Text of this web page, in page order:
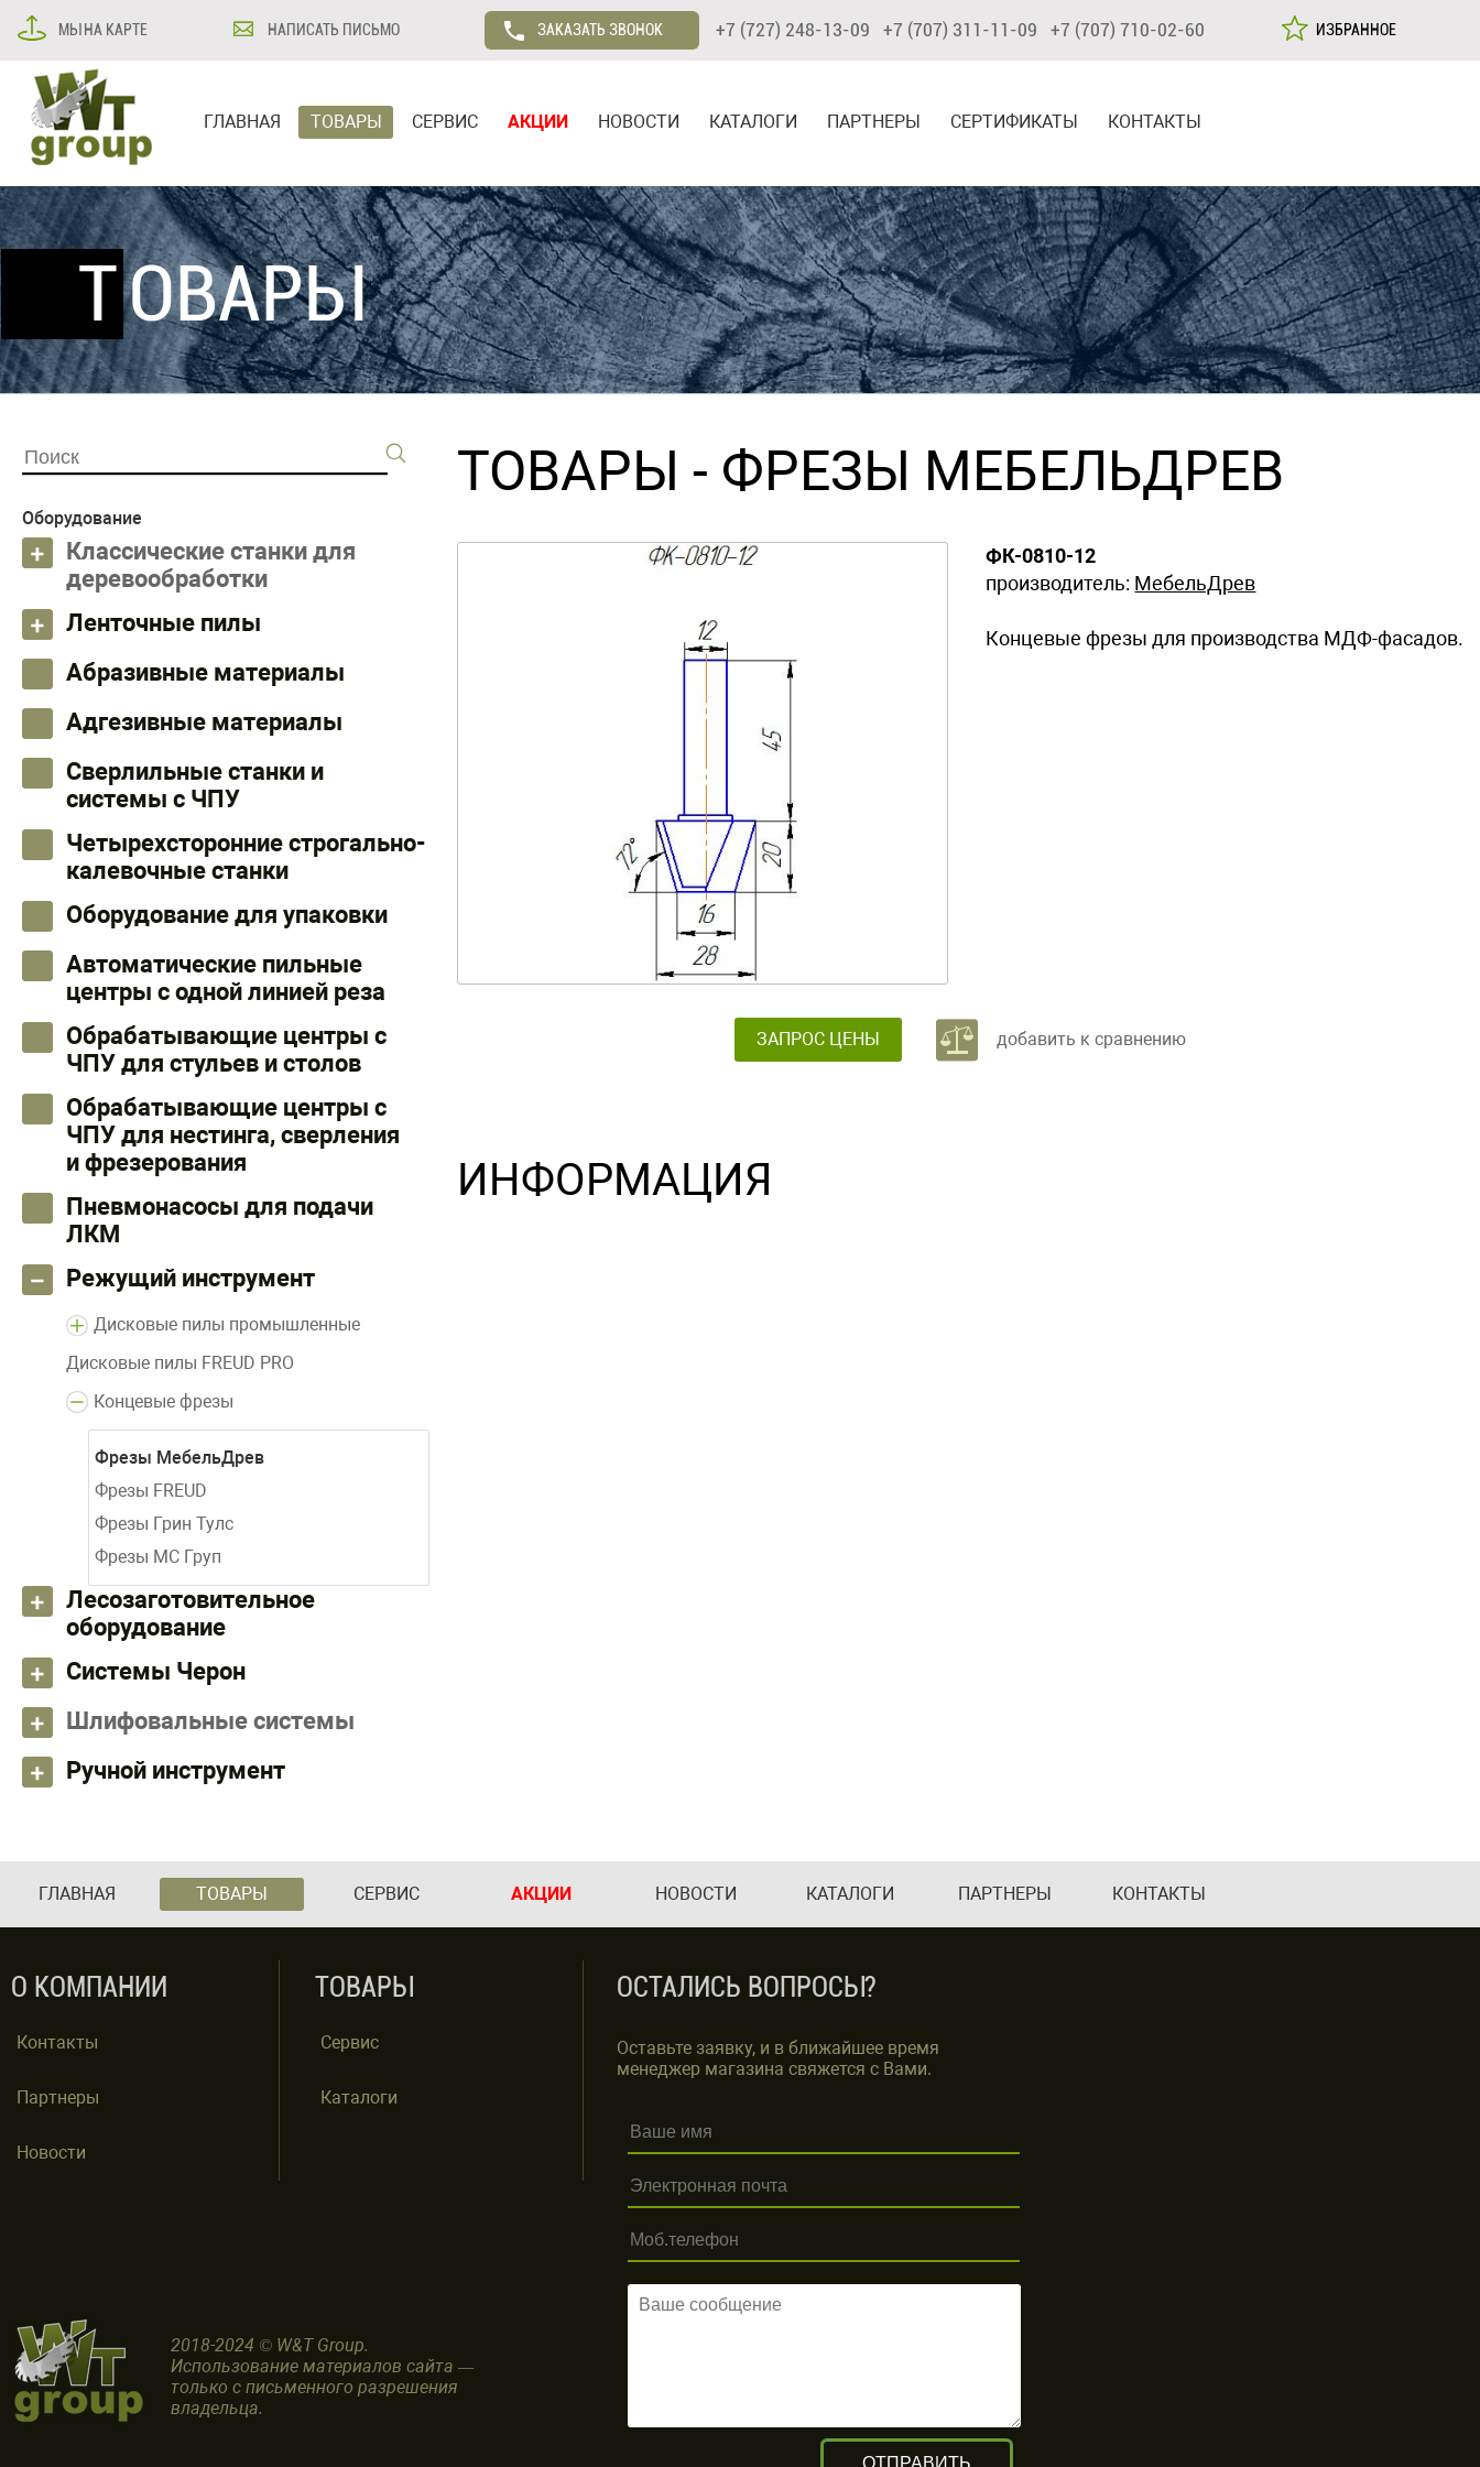
МЫ НА КАРТЕ НАПИСАТЬ ПИСЬМО ЗАКАЗАТЬ ЗВОНОК +7 (727) 248-13-09 +7 (707) 311-11-09 +7 (707) 710-02-60 ИЗБРАННОЕ
ГЛАВНАЯ ТОВАРЫ СЕРВИС АКЦИИ НОВОСТИ КАТАЛОГИ ПАРТНЕРЫ СЕРТИФИКАТЫ КОНТАКТЫ
ТОВАРЫ
Оборудование
Классические станки для
деревообработки
Ленточные пилы
Абразивные материалы
Адгезивные материалы
Сверлильные станки и
системы с ЧПУ
Четырехсторонние строгально-
калевочные станки
Оборудование для упаковки
Автоматические пильные
центры с одной линией реза
Обрабатывающие центры с
ЧПУ для стульев и столов
Обрабатывающие центры с
ЧПУ для нестинга, сверления
и фрезерования
Пневмонасосы для подачи
ЛКМ
Режущий инструмент
Дисковые пилы промышленные
Дисковые пилы FREUD PRO
Концевые фрезы
Фрезы МебельДрев
Фрезы FREUD
Фрезы Грин Тулс
Фрезы МС Груп
Лесозаготовительное
оборудование
Системы Черон
Шлифовальные системы
Ручной инструмент
ТОВАРЫ - ФРЕЗЫ МЕБЕЛЬДРЕВ
ФК-0810-12
производитель: МебельДрев
Концевые фрезы для производства МДФ-фасадов.
добавить к сравнению
ЗАПРОС ЦЕНЫ
ИНФОРМАЦИЯ
ГЛАВНАЯ ТОВАРЫ СЕРВИС АКЦИИ НОВОСТИ КАТАЛОГИ ПАРТНЕРЫ КОНТАКТЫ
О КОМПАНИИ
Контакты
Партнеры
Новости
ТОВАРЫ
Сервис
Каталоги
2018-2024 © W&T Group.
Использование материалов сайта —
только с письменного разрешения
владельца.
ОСТАЛИСЬ ВОПРОСЫ?
Оставьте заявку, и в ближайшее время
менеджер магазина свяжется с Вами.